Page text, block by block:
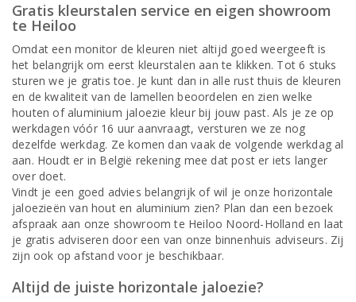
Gratis kleurstalen service en eigen showroom
te Heiloo
Omdat een monitor de kleuren niet altijd goed weergeeft is
het belangrijk om eerst kleurstalen aan te klikken. Tot 6 stuks
sturen we je gratis toe. Je kunt dan in alle rust thuis de kleuren
en de kwaliteit van de lamellen beoordelen en zien welke
houten of aluminium jaloezie kleur bij jouw past. Als je ze op
werkdagen vóór 16 uur aanvraagt, versturen we ze nog
dezelfde werkdag. Ze komen dan vaak de volgende werkdag al
aan. Houdt er in België rekening mee dat post er iets langer
over doet.
Vindt je een goed advies belangrijk of wil je onze horizontale
jaloezieën van hout en aluminium zien? Plan dan een bezoek
afspraak aan onze showroom te Heiloo Noord-Holland en laat
je gratis adviseren door een van onze binnenhuis adviseurs. Zij
zijn ook op afstand voor je beschikbaar.
Altijd de juiste horizontale jaloezie?